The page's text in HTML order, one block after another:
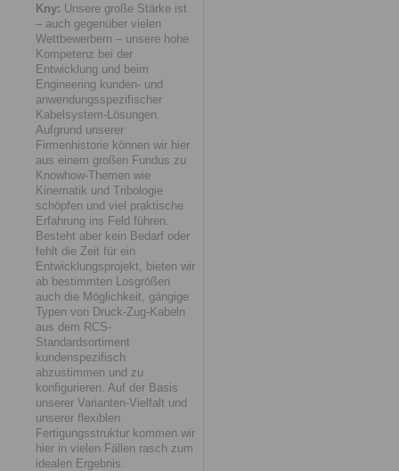
Kny: Unsere große Stärke ist
– auch gegenüber vielen
Wettbewerbern – unsere hohe
Kompetenz bei der
Entwicklung und beim
Engineering kunden- und
anwendungsspezifischer
Kabelsystem-Lösungen.
Aufgrund unserer
Firmenhistorie können wir hier
aus einem großen Fundus zu
Knowhow-Themen wie
Kinematik und Tribologie
schöpfen und viel praktische
Erfahrung ins Feld führen.
Besteht aber kein Bedarf oder
fehlt die Zeit für ein
Entwicklungsprojekt, bieten wir
ab bestimmten Losgrößen
auch die Möglichkeit, gängige
Typen von Druck-Zug-Kabeln
aus dem RCS-
Standardsortiment
kundenspezifisch
abzustimmen und zu
konfigurieren. Auf der Basis
unserer Varianten-Vielfalt und
unserer flexiblen
Fertigungsstruktur kommen wir
hier in vielen Fällen rasch zum
idealen Ergebnis.